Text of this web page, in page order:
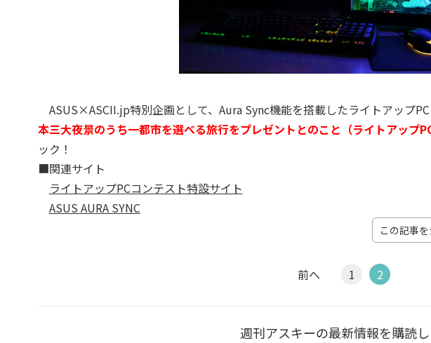
ASUS×ASCII.jp特別企画として、Aura Sync機能を搭載したライトアップ
本三大夜景のうち一都市を選べる旅行をプレゼントとのこと（ライトアップ
ック！
■関連サイト
ライトアップPCコンテスト特設サイト
ASUS AURA SYNC
この記事
前へ 1 2
週刊アスキーの最新情報を購読